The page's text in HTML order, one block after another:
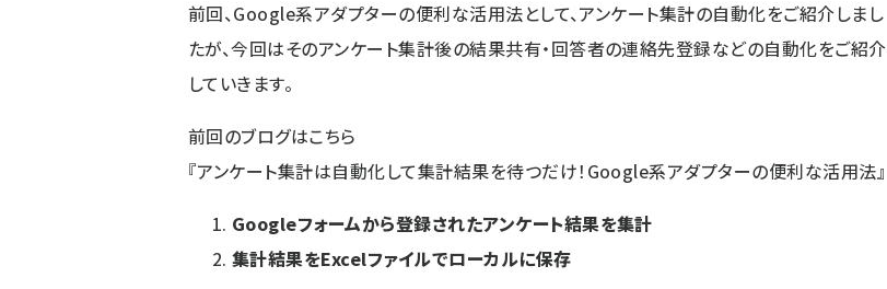
前回、Google系アダプターの便利な活用法として、アンケート集計の自動化をご紹介しまし
たが、今回はそのアンケート集計後の結果共有・回答者の連絡先登録などの自動化をご紹介
していきます。
前回のブログはこちら
『アンケート集計は自動化して集計結果を待つだけ！Google系アダプターの便利な活用法』
Googleフォームから登録されたアンケート結果を集計
集計結果をExcelファイルでローカルに保存